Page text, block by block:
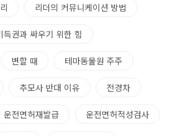
리더의 커뮤니케이션 방법
득권과 싸우기 위한 힘
변할 때 테마동물원 주주
추모사 반대 이유 전경차
운전면허재발급 운전면허적성검사